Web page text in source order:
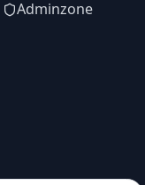
Adminzone